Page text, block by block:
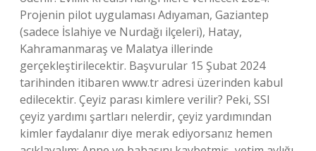
Projenin pilot uygulaması Adıyaman, Gaziantep
(sadece İslahiye ve Nurdağı ilçeleri), Hatay,
Kahramanmaraş ve Malatya illerinde
gerçekleştirilecektir. Başvurular 15 Şubat 2024
tarihinden itibaren www.tr adresi üzerinden kabul
edilecektir. Çeyiz parası kimlere verilir? Peki, SSI
çeyiz yardımı şartları nelerdir, çeyiz yardımından
kimler faydalanır diye merak ediyorsanız hemen